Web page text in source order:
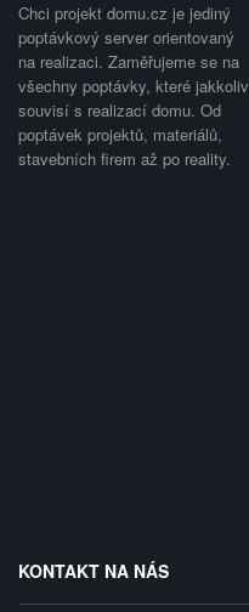
Chci projekt domu.cz je jediný
poptávkový server orientovaný
na realizaci. Zaměřujeme se na
všechny poptávky, které jakkoliv
souvisí s realizací domu. Od
poptávek projektů, materiálů,
stavebních firem až po reality.
KONTAKT NA NÁS